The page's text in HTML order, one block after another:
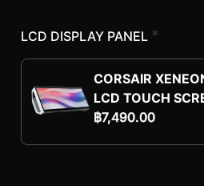
LCD DISPLAY PANEL *
CORSAIR
LCD TOUCH
฿7,490.00